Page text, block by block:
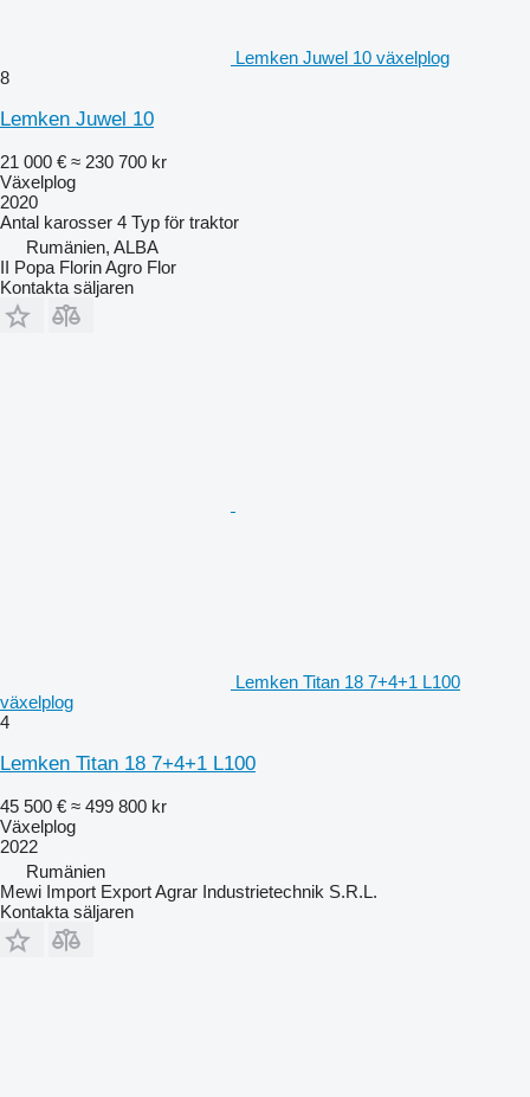
Lemken Juwel 10 växelplog
8
Lemken Juwel 10
21 000 € ≈ 230 700 kr
Växelplog
2020
Antal karosser 4 Typ för traktor
Rumänien, ALBA
II Popa Florin Agro Flor
Kontakta säljaren
Lemken Titan 18 7+4+1 L100
växelplog
4
Lemken Titan 18 7+4+1 L100
45 500 € ≈ 499 800 kr
Växelplog
2022
Rumänien
Mewi Import Export Agrar Industrietechnik S.R.L.
Kontakta säljaren